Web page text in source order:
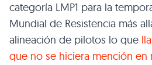
categoría LMP1 para la
Mundial de Resistencia más
alineación de pilotos lo que
que no se hiciera mención en